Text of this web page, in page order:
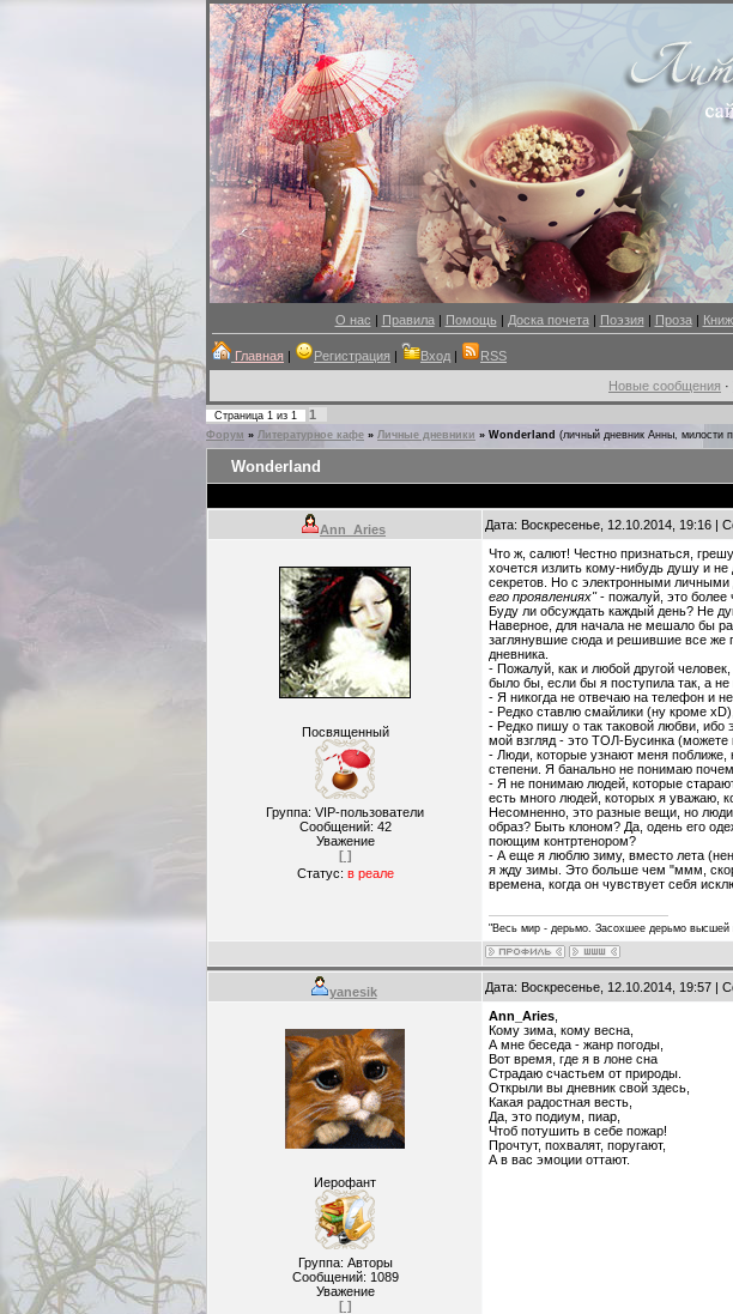
О нас | Правила| Помощь | Доска почета| Поэзия | Проза|
Главная | Регистрация | Вход | RSS
Новые сообщения ·
Страница 1 из 1 1
Форум » Литературное кафе » Личные дневники » Wonderland (личный дневник Анны, милости
Wonderland
Ann_Aries Дата: Воскресенье, 12.10.2014, 19:16 |
Посвященный
Группа: VIP-пользователи
Сообщений: 42
Уважение
[ ]
Статус: в реале
Что ж, салют! Честно признаться,
хочется излить кому-нибудь душу и
секретов. Но с электронными личными
его проявлениях"- пожалуй, это более
Буду ли обсуждать каждый день? Не
Наверное, для начала не мешало бы
заглянувшие сюда и решившие все же
дневника.
- Пожалуй, как и любой другой
было бы, если бы я поступила так, а не
- Я никогда не отвечаю на телефон и
- Редко ставлю смайлики (ну кроме
- Редко пишу о так таковой любви, ибо
мой взгляд - это ТОЛ-Бусинка
- Люди, которые узнают меня поближе,
степени. Я банально не понимаю
- Я не понимаю людей, которые
есть много людей, которых я уважаю,
Несомненно, это разные вещи, но
образ? Быть клоном? Да, одень его
поющим контртенором?
- А еще я люблю зиму, вместо лета
я жду зимы. Это больше чем "ммм,
времена, когда он чувствует себя
"Весь мир - дерьмо. Засохшее дерьмо
yanesik Дата: Воскресенье, 12.10.2014, 19:57 |
Иерофант
Группа: Авторы
Сообщений: 1089
Уважение
[ ]
Ann_Aries
Кому зима, кому весна,
А мне беседа - жанр погоды,
Вот время, где я в лоне сна
Страдаю счастьем от природы.
Открыли вы дневник свой здесь,
Какая радостная весть,
Да, это подиум, пиар,
Чтоб потушить в себе пожар!
Прочтут, похвалят, поругают,
А в вас эмоции оттают.